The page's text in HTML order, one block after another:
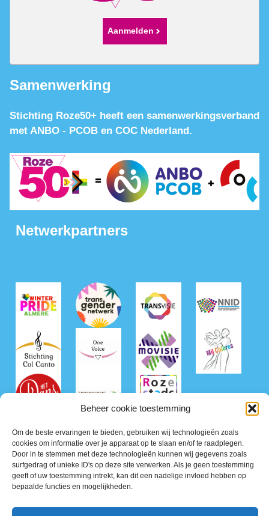
Beheer cookie toestemming
Om de beste ervaringen te bieden, gebruiken wij technologieën zoals
cookies om informatie over je apparaat op te slaan en/of te raadplegen.
Door in te stemmen met deze technologieën kunnen wij gegevens zoals
surfgedrag of unieke ID's op deze site verwerken. Als je geen toestemming
geeft of uw toestemming intrekt, kan dit een nadelige invloed hebben op
bepaalde functies en mogelijkheden.
Aanmelden
Samenwerking
Stichting Roze50+ heeft een samenwerkingsverband
met ANBO - PCOB en COC Nederland.
Netwerkpartners
©2026 Roze50+ Nederland